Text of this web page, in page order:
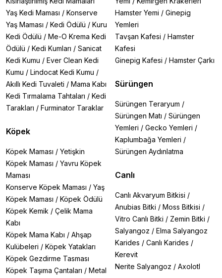
Yaş Kedi Maması / Konserve
Yaş Maması / Kedi Ödülü / Kuru
Kedi Ödülü / Me-O Krema Kedi
Ödülü / Kedi Kumları / Sanicat
Kedi Kumu / Ever Clean Kedi
Kumu / Lindocat Kedi Kumu /
Akıllı Kedi Tuvaleti / Mama Kabı
Kedi Tırmalama Tahtaları / Kedi
Tarakları / Furminator Taraklar
Köpek
Köpek Maması / Yetişkin
Köpek Maması / Yavru Köpek
Maması
Konserve Köpek Maması / Yaş
Köpek Maması / Köpek Ödülü
Köpek Kemik / Çelik Mama
Kabı
Köpek Mama Kabı / Ahşap
Kulübeleri / Köpek Yatakları
Köpek Gezdirme Tasması
Köpek Taşıma Çantaları / Metal
Hamster Yemi / Ginepig
Yemleri
Tavşan Kafesi / Hamster
Kafesi
Ginepig Kafesi / Hamster Çarkı
Sürüngen
Sürüngen Teraryum /
Sürüngen Matı / Sürüngen
Yemleri / Gecko Yemleri /
Kaplumbağa Yemleri /
Sürüngen Aydınlatma
Canlı
Canlı Akvaryum Bitkisi /
Anubias Bitki / Moss Bitkisi /
Vitro Canlı Bitki / Zemin Bitki /
Salyangoz / Elma Salyangoz
Karides / Canlı Karides /
Kerevit
Nerite Salyangoz / Axolotl